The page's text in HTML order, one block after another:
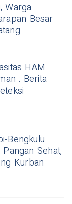
Warga
Besar
HAM
: Berita
Bengkulu
Sehat,
Kurban